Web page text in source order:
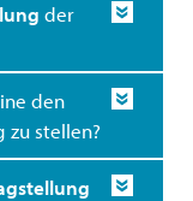
der
den
zu stellen?